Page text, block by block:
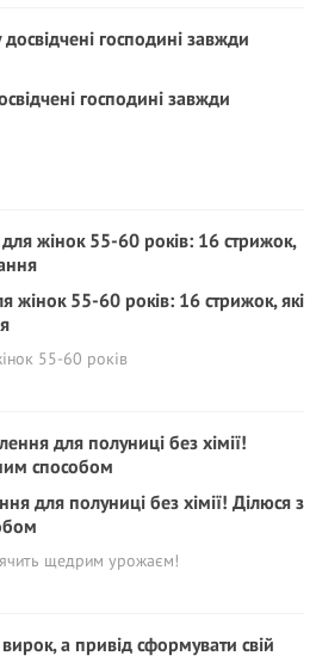
господині завжди
жінок 55-60 років: 16 стрижок, які
55-60 років
для полуниці без хімії! Ділюся з
щедрим урожаєм!